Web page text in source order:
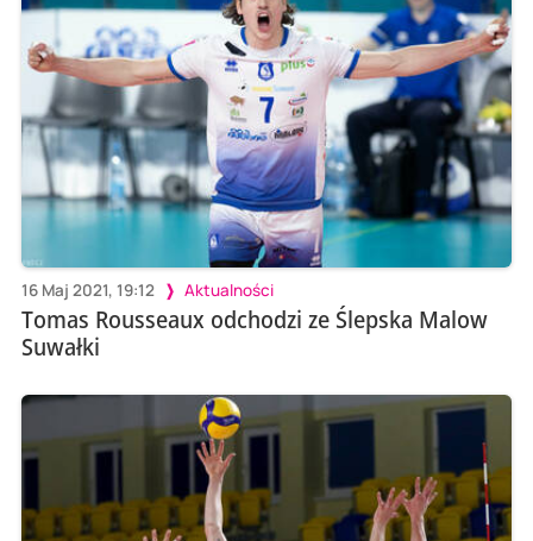
16 Maj 2021, 19:12 Aktualności
Tomas Rousseaux odchodzi ze Ślepska Malow
Suwałki